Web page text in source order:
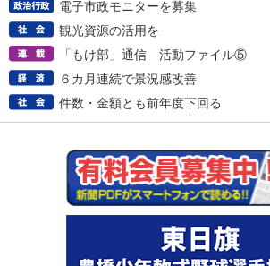
電子市政モニターを募集
観光資源の活用を
「もけ部」通信 活動ファイル⑤
６カ月連続で景況感改善
件数・金額とも前年度下回る